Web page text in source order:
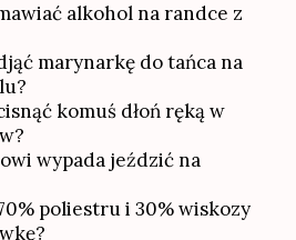
alkohol na randce z
marynarkę do tańca na
komuś dłoń ręką w
wypada jeździć na
poliestru i 30% wiskozy